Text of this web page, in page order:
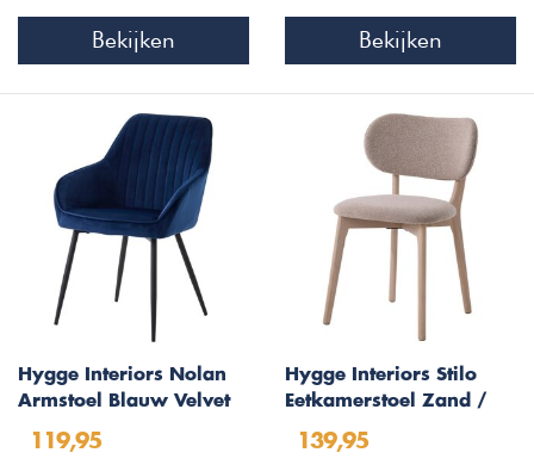
Bekijken Bekijken
Hygge Interiors Nolan
Armstoel Blauw Velvet
119,95
Hygge Interiors Stilo
Eetkamerstoel Zand /
139,95